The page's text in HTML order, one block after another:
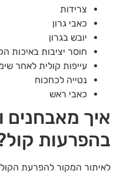
צרידות
כאבי גרון
יובש בגרון
חוסר יציבות באיכות
עייפות קולית לאחר
נטייה לכחכוח
כאבי ראש
איך מאבחנים
בהפרעות
לאיתור המקור להפרעת